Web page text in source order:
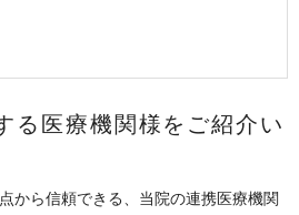
る医療機関様をご紹介い
から信頼できる、当院の連携医療機関